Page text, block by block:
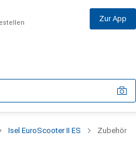
Zur App
Isel EuroScooter II ES Zubehör